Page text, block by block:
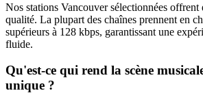
Nos stations Vancouver sélectionnées
qualité. La plupart des chaînes prennent en
supérieurs à 128 kbps, garantissant une
fluide.
Qu'est-ce qui rend la scène
unique ?